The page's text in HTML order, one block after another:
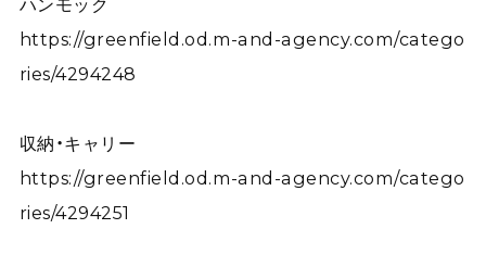
ハンモック
https://greenfield.od.m-and-agency.com/catego
ries/4294248
収納・キャリー
https://greenfield.od.m-and-agency.com/catego
ries/4294251